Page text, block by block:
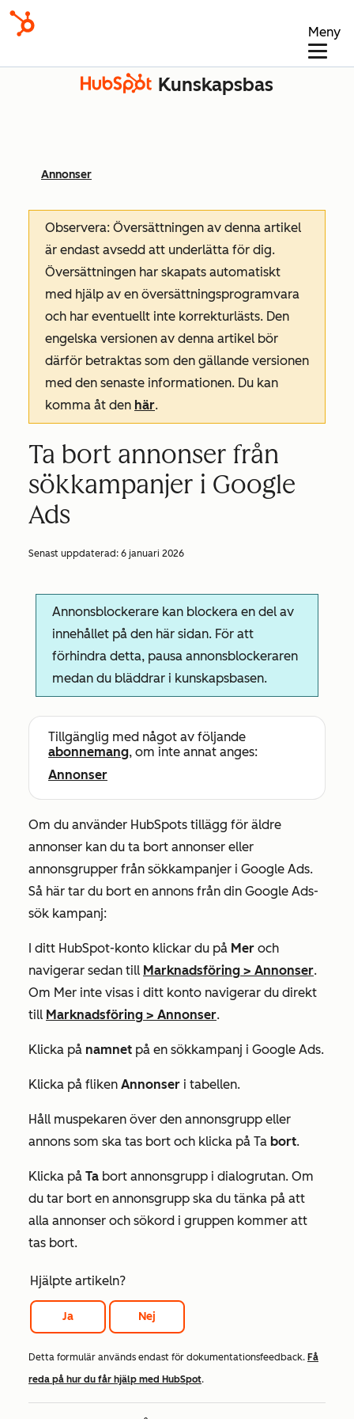
Meny
Kunskapsbas
Annonser
Observera: Översättningen av denna artikel
är endast avsedd att underlätta för dig.
Översättningen har skapats automatiskt
med hjälp av en översättningsprogramvara
och har eventuellt inte korrekturlästs. Den
engelska versionen av denna artikel bör
därför betraktas som den gällande versionen
med den senaste informationen. Du kan
komma åt den här.
Ta bort annonser från
sökkampanjer i Google
Ads
Senast uppdaterad: 6 januari 2026
Annonsblockerare kan blockera en del av
innehållet på den här sidan. För att
förhindra detta, pausa annonsblockeraren
medan du bläddrar i kunskapsbasen.
Tillgänglig med något av följande
abonnemang, om inte annat anges:
Annonser
Om du använder HubSpots tillägg för äldre
annonser kan du ta bort annonser eller
annonsgrupper från sökkampanjer i Google Ads.
Så här tar du bort en annons från din Google Ads-
sök kampanj:
I ditt HubSpot-konto klickar du på Mer och
navigerar sedan till Marknadsföring > Annonser.
Om Mer inte visas i ditt konto navigerar du direkt
till Marknadsföring > Annonser.
Klicka på namnet på en sökkampanj i Google Ads.
Klicka på fliken Annonser i tabellen.
Håll muspekaren över den annonsgrupp eller
annons som ska tas bort och klicka på Ta bort.
Klicka på Ta bort annonsgrupp i dialogrutan. Om
du tar bort en annonsgrupp ska du tänka på att
alla annonser och sökord i gruppen kommer att
tas bort.
Hjälpte artikeln?
Ja Nej
Detta formulär används endast för dokumentationsfeedback. Få
reda på hur du får hjälp med HubSpot.